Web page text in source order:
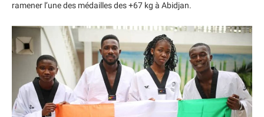
ramener l’une des médailles des +67 kg à Abidjan.